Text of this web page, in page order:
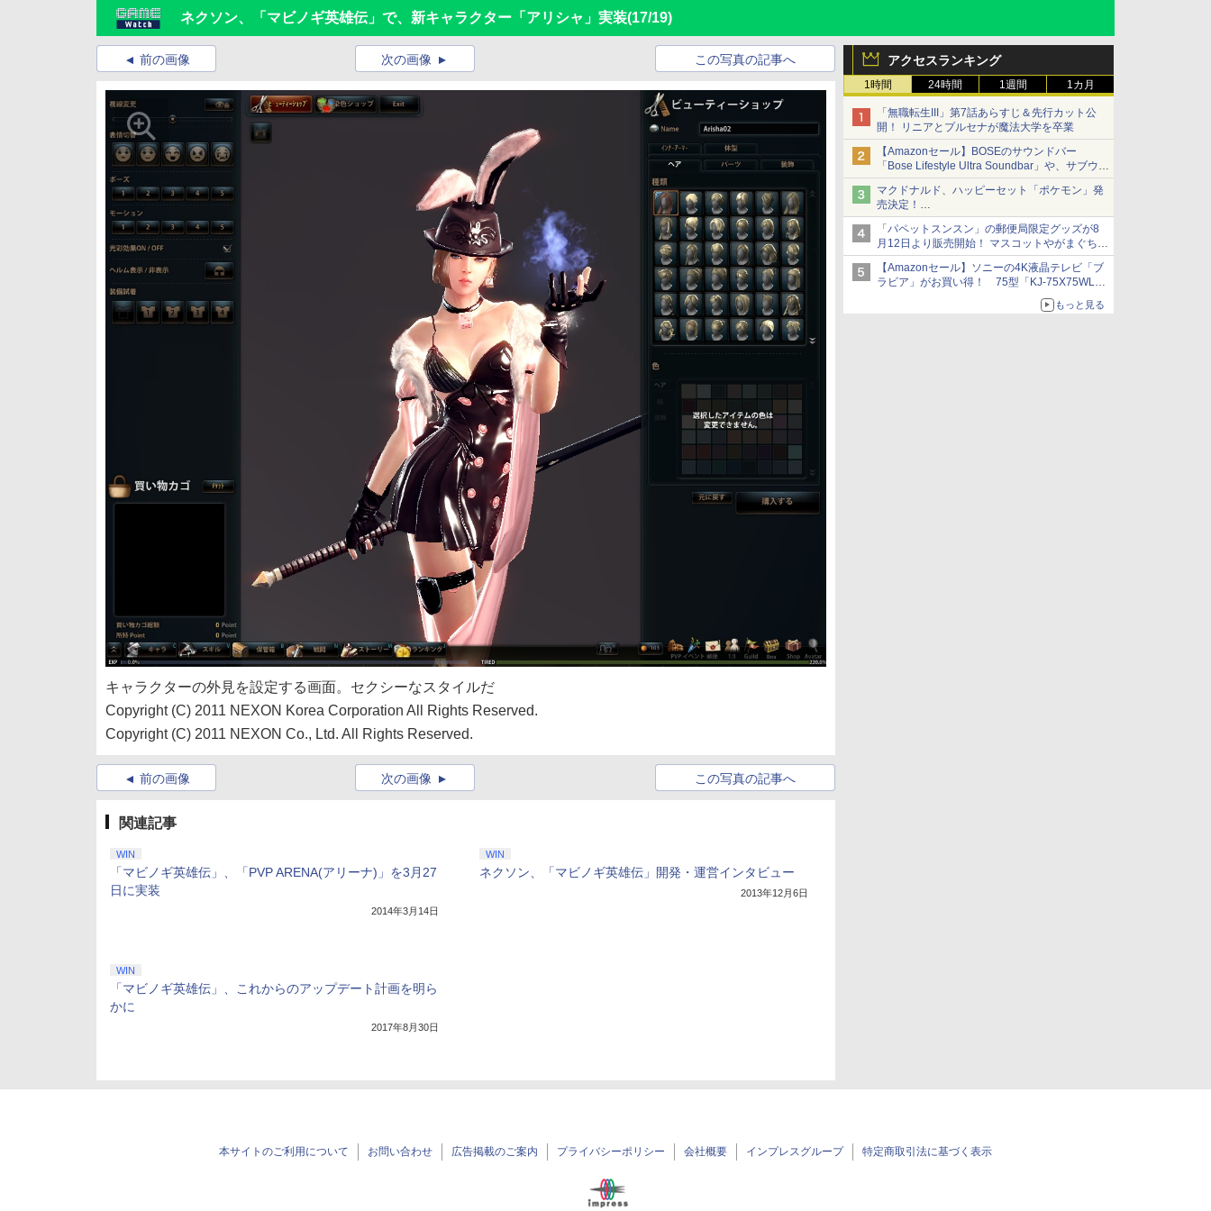
ネクソン、「マビノギ英雄伝」で、新キャラクター「アリシャ」実装(17/19)
アクセスランキング
1時間 24時間 1週間 1カ月
「無職転生III」第7話あらすじ＆先行カット公
開！ リニアとプルセナが魔法大学を卒業
【Amazonセール】BOSEのサウンドバー
「Bose Lifestyle Ultra Soundbar」や、サブウー
ファー「Bose Lifestyle Ultra Subwoofer」など
お買い得！
マクドナルド、ハッピーセット「ポケモン」発
売決定！
ポケモン30周年記念で30匹が大集合
「パペットスンスン」の郵便局限定グッズが8
月12日より販売開始！ マスコットやがまぐち、
レターセットなどが登場
【Amazonセール】ソニーの4K液晶テレビ「ブ
ラビア」がお買い得！ 75型「KJ-75X75WL」
もっと見る
前の画像 この写真の記事へ
次の画像
キャラクターの外見を設定する画面。セクシーなスタイルだ
Copyright (C) 2011 NEXON Korea Corporation All Rights Reserved.
Copyright (C) 2011 NEXON Co., Ltd. All Rights Reserved.
前の画像 この写真の記事へ
次の画像
関連記事
WIN
「マビノギ英雄伝」、「PVP ARENA(アリーナ)」を3月27
日に実装
2014年3月14日
WIN
ネクソン、「マビノギ英雄伝」開発・運営インタビュー
2013年12月6日
WIN
「マビノギ英雄伝」、これからのアップデート計画を明ら
かに
2017年8月30日
本サイトのご利用について お問い合わせ 広告掲載のご案内 プライバシーポリシー 会社概要 インプレスグループ 特定商取引法に基づく表示